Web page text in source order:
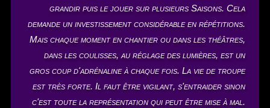
grandir puis le jouer sur plusieurs Saisons. Cela
demande un investissement considérable en répétitions.
Mais chaque moment en chantier ou dans les théâtres,
dans les coulisses, au réglage des lumières, est un
gros coup d'adrénaline à chaque fois. La vie de troupe
est très forte. Il faut être vigilant, s'entraider sinon
c'est toute la représentation qui peut être mise à mal.